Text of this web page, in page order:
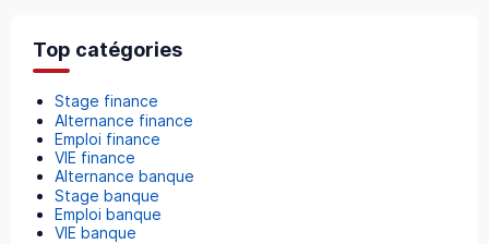
Top catégories
Stage finance
Alternance finance
Emploi finance
VIE finance
Alternance banque
Stage banque
Emploi banque
VIE banque